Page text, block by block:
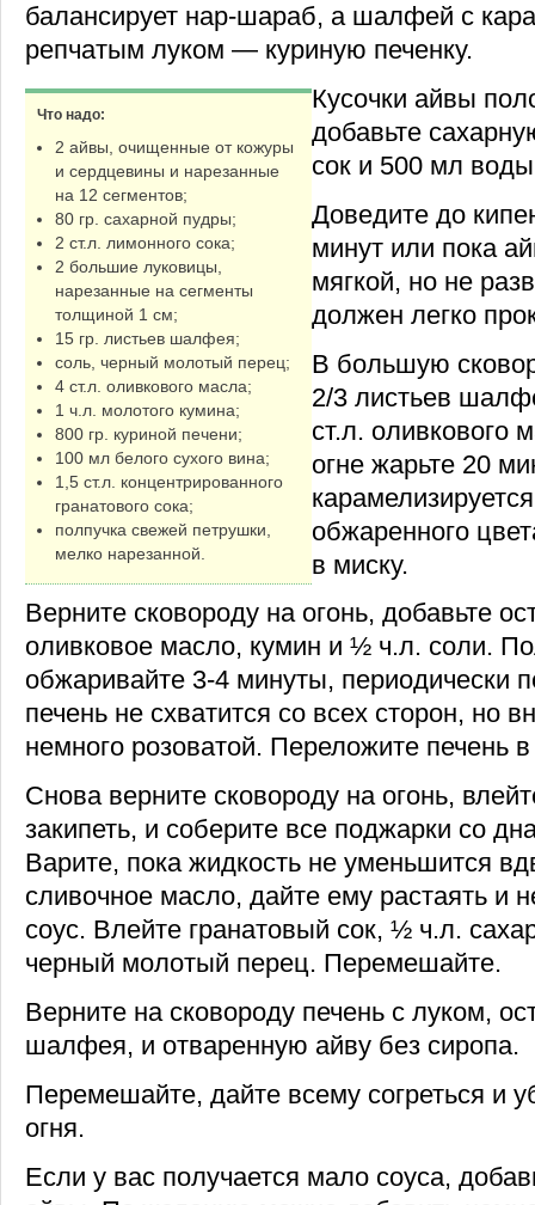
балансирует нар-шараб, а шалфей с
репчатым луком — куриную печенку.
Что надо:
2 айвы, очищенные от кожуры
и сердцевины и нарезанные
на 12 сегментов;
80 гр. сахарной пудры;
2 ст.л. лимонного сока;
2 большие луковицы,
нарезанные на сегменты
толщиной 1 см;
15 гр. листьев шалфея;
соль, черный молотый перец;
4 ст.л. оливкового масла;
1 ч.л. молотого кумина;
800 гр. куриной печени;
100 мл белого сухого вина;
1,5 ст.л. концентрированного
гранатового сока;
полпучка свежей петрушки,
мелко нарезанной.
Кусочки айвы
добавьте
сок и 500 мл
Доведите до
минут или пока
мягкой, но не
должен легко
В большую
2/3 листьев
ст.л. оливкового
огне жарьте 20
обжаренного
в миску.
Верните сковороду на огонь, добавьте
оливковое масло, кумин и ½ ч.л. соли.
обжаривайте 3-4 минуты, периодически
печень не схватится со всех сторон, но
немного розоватой. Переложите печень
Снова верните сковороду на огонь,
закипеть, и соберите все поджарки со
Варите, пока жидкость не уменьшится
сливочное масло, дайте ему растаять и
соус. Влейте гранатовый сок, ½ ч.л.
черный молотый перец. Перемешайте.
Верните на сковороду печень с луком,
шалфея, и отваренную айву без сиропа.
Перемешайте, дайте всему согреться и
огня.
Если у вас получается мало соуса,